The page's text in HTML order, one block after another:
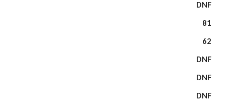
DNF
81
62
DNF
DNF
DNF